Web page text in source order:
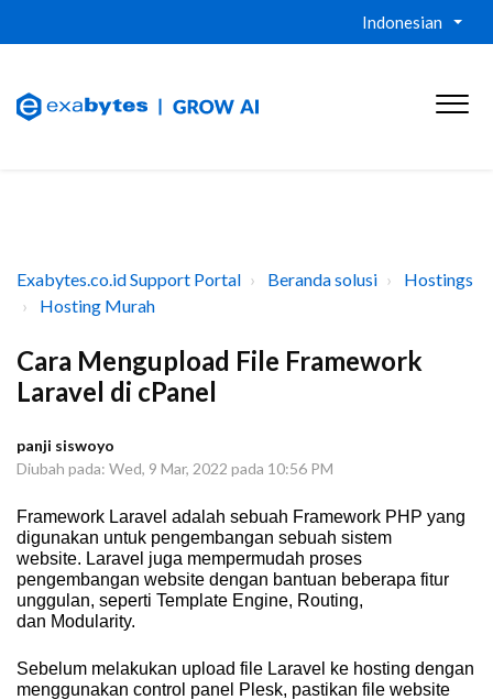
Indonesian
Exabytes.co.id Support Portal Beranda solusi
Hostings
Hosting Murah
Cara Mengupload File Framework
Laravel di cPanel
panji siswoyo
Diubah pada: Wed, 9 Mar, 2022 pada 10:56 PM
Framework Laravel adalah sebuah Framework PHP yang
digunakan untuk pengembangan sebuah sistem
website. Laravel juga mempermudah proses
pengembangan website dengan bantuan beberapa fitur
unggulan, seperti Template Engine, Routing,
dan Modularity.
Sebelum melakukan upload file Laravel ke hosting dengan
menggunakan control panel Plesk, pastikan file website